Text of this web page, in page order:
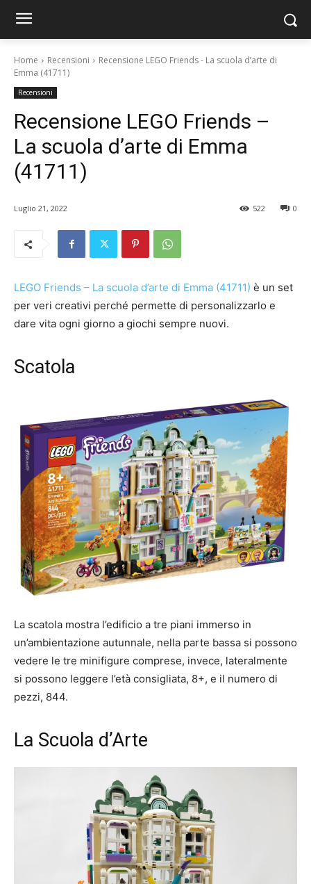
Home Recensioni
Recensione LEGO Friends - La scuola d’arte di
Emma (41711)
Recensioni
Recensione LEGO Friends –
La scuola d’arte di Emma
(41711)
Luglio 21, 2022 0
522
LEGO Friends – La scuola d’arte di Emma (41711) è un set
per veri creativi perché permette di personalizzarlo e
dare vita ogni giorno a giochi sempre nuovi.
Scatola
La scatola mostra l’edificio a tre piani immerso in
un’ambientazione autunnale, nella parte bassa si possono
vedere le tre minifigure comprese, invece, lateralmente
si possono leggere l’età consigliata, 8+, e il numero di
pezzi, 844.
La Scuola d’Arte